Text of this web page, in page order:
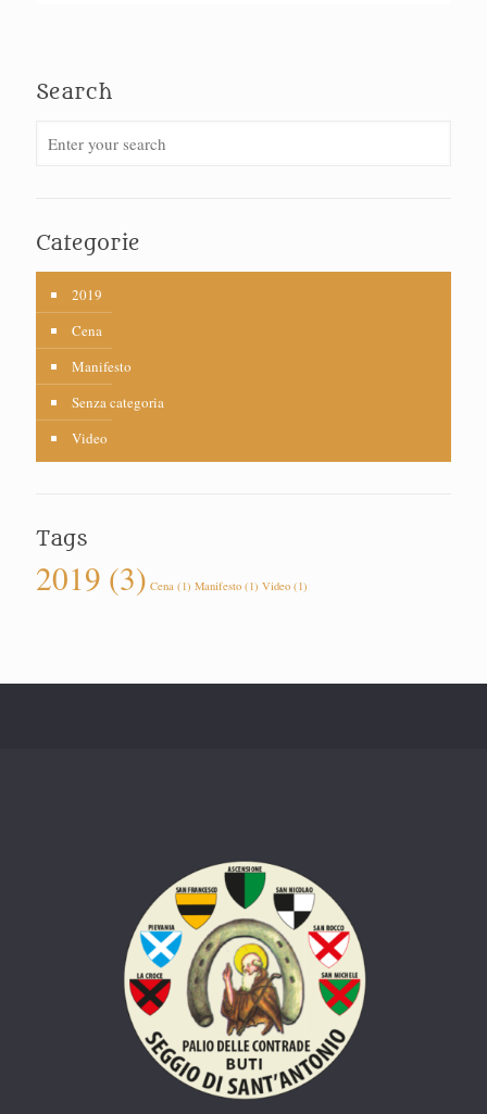
Search
Categorie
2019
Cena
Manifesto
Senza categoria
Video
Tags
2019 (3) Cena (1) Manifesto (1) Video (1)